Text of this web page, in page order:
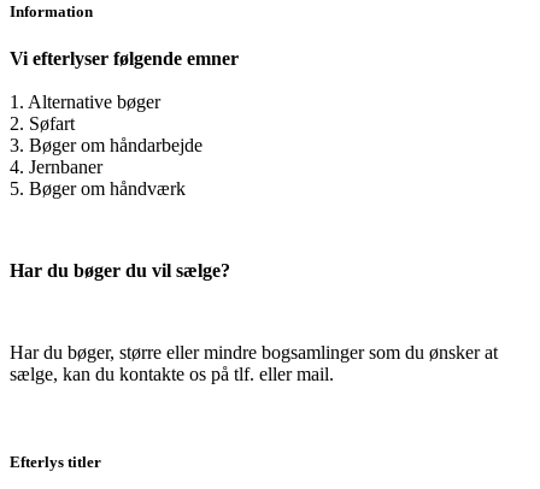
Information
Vi efterlyser følgende emner
1. Alternative bøger
2. Søfart
3. Bøger om håndarbejde
4. Jernbaner
5. Bøger om håndværk
Har du bøger du vil sælge?
Har du bøger, større eller mindre bogsamlinger som du ønsker at
sælge, kan du kontakte os på tlf. eller mail.
Efterlys titler